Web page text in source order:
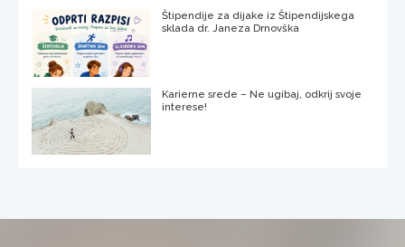
Štipendije za dijake iz Štipendijskega
sklada dr. Janeza Drnovška
Karierne srede – Ne ugibaj, odkrij svoje
interese!